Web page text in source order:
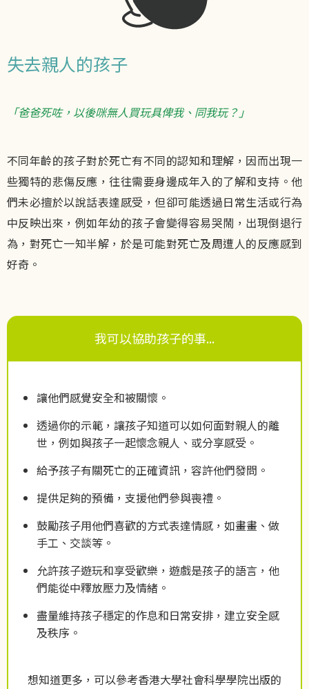
失去親人的孩子
「爸爸死咗，以後咪無人買玩具俾我、同我玩？」
不同年齡的孩子對於死亡有不同的認知和理解，因而出現一
些獨特的悲傷反應，往往需要身邊成年入的了解和支持。他
們未必擅於以說話表達感受，但卻可能透過日常生活或行為
中反映出來，例如年幼的孩子會變得容易哭鬧，出現倒退行
為，對死亡一知半解，於是可能對死亡及周遭人的反應感到
好奇。
我可以協助孩子的事...
讓他們感覺安全和被關懷。
透過你的示範，讓孩子知道可以如何面對親人的離
世，例如與孩子一起懷念親人、或分享感受。
給予孩子有關死亡的正確資訊，容許他們發問。
提供足夠的預備，支援他們參與喪禮。
鼓勵孩子用他們喜歡的方式表達情感，如畫畫、做
手工、交談等。
允許孩子遊玩和享受歡樂，遊戲是孩子的語言，他
們能從中釋放壓力及情緒。
盡量維持孩子穩定的作息和日常安排，建立安全感
及秩序。
想知道更多，可以參考香港大學社會科學學院出版的